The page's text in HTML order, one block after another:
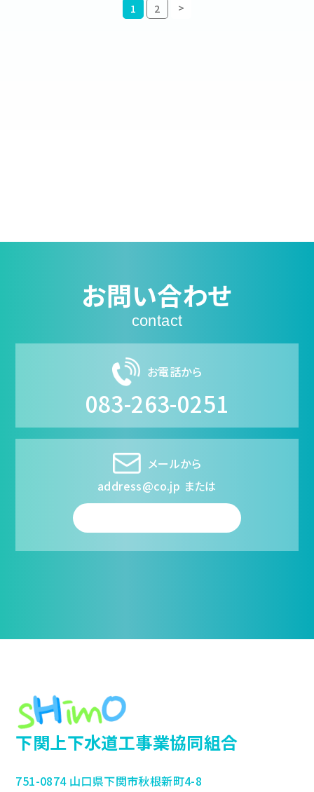
1 2 >
お問い合わせ
contact
お電話から
083-263-0251
メールから
address@co.jp または
下関上下水道工事業協同組合
751-0874 山口県下関市秋根新町4-8